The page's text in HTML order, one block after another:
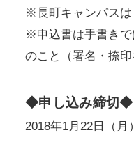
※長町キャンパスは
※申込書は手書きで
のこと（署名・捺印
◆申し込み締切◆
2018年1月22日（月